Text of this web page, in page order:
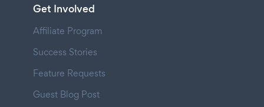
Get Involved
Affiliate Program
Success Stories
Feature Requests
Guest Blog Post